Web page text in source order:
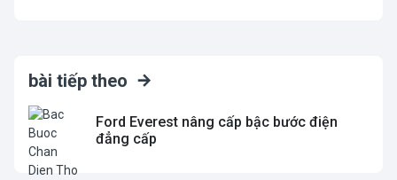
bài tiếp theo
Ford Everest nâng cấp bậc bước điện
đẳng cấp